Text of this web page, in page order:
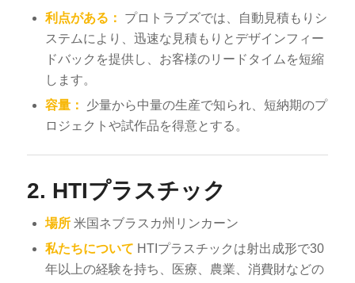
利点がある：
プロトラブズでは、自動見積もりシ
ステムにより、迅速な見積もりとデザインフィー
ドバックを提供し、お客様のリードタイムを短縮
します。
容量：
少量から中量の生産で知られ、短納期のプ
ロジェクトや試作品を得意とする。
2. HTIプラスチック
場所米国ネブラスカ州リンカーン
私たちについて HTIプラスチックは射出成形で30
年以上の経験を持ち、医療、農業、消費財などの